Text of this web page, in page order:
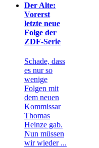
Der Alte:
Vorerst
letzte neue
Folge der
ZDF-Serie
Schade, dass
es nur so
wenige
Folgen mit
dem neuen
Kommissar
Thomas
Heinze gab.
Nun müssen
wir wieder ...